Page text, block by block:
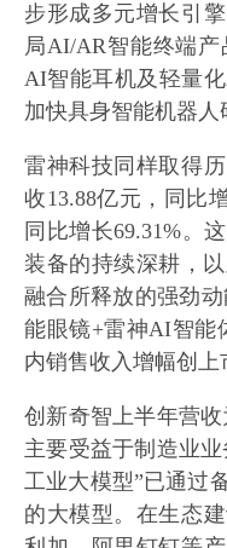
步形成多元增长引
局AI/AR智能终端
AI智能耳机及轻量
加快具身智能机器人
雷神科技同样取得
收13.88亿元，同比
同比增长69.31%。
装备的持续深耕，
融合所释放的强劲
能眼镜+雷神AI智能
内销售收入增幅创上
创新奇智上半年营收
主要受益于制造业
工业大模型”已通过
的大模型。在生态